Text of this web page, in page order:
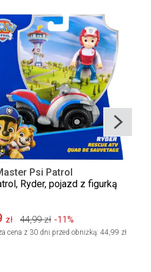
Psi Patrol
Ryder, pojazd z figurką
zł 44,99 zł -11%
cena z 30 dni przed obniżką: 44,99 zł